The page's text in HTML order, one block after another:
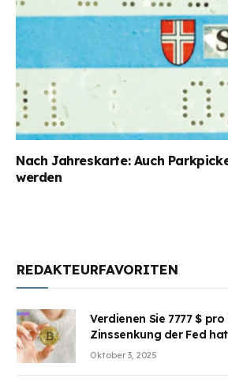
Nach Jahreskarte: Auch
werden
REDAKTEURFAVORITEN
Verdienen Sie 7777 $ pro
Zinssenkung der Fed
Aufmerksamkeit des
Oktober 3, 2025